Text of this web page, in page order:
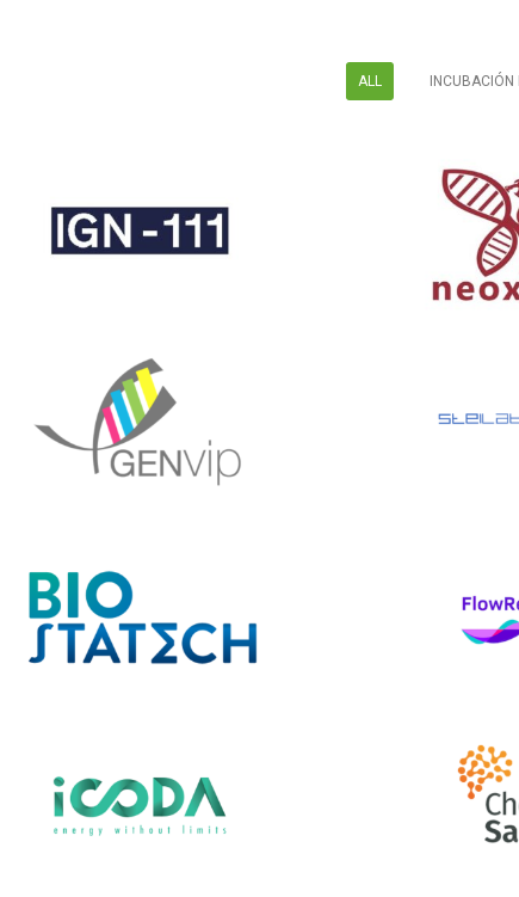
ALL INCUBACIÓN